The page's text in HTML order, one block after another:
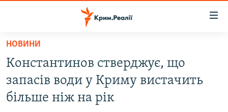
Перейти
основного
матеріалу
Перейти
до
ВІДЕО ТА ФОТО
НОВИНИ
Константинов стверджує, що
запасів води у Криму вистачить
більше ніж на рік